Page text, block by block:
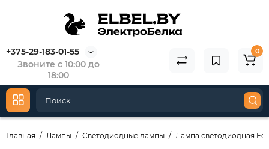
+375-29-183-01-55
Звоните с 10:00 до
18:00
0
Главная Лампы Светодиодные лампы Лампа светодиодная